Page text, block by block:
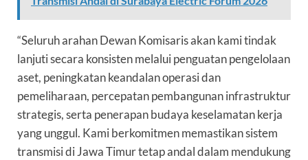
“Seluruh arahan Dewan Komisaris akan kami tindak
lanjuti secara konsisten melalui penguatan pengelolaan
aset, peningkatan keandalan operasi dan
pemeliharaan, percepatan pembangunan infrastruktur
strategis, serta penerapan budaya keselamatan kerja
yang unggul. Kami berkomitmen memastikan sistem
transmisi di Jawa Timur tetap andal dalam mendukung